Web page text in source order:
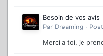
Besoin de vos avis
Par Dreaming ·
Merci a toi, je